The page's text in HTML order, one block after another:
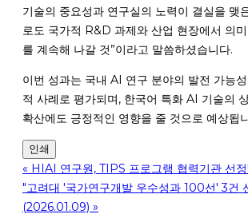
기술의 중요성과 연구실의 노력이 결실을 맺
로도 국가적 R&D 과제와 산업 현장에서 의
를 계속해 나갈 것”이라고 말씀하셨습니다.
이번 성과는 국내 AI 연구 분야의 발전 가능
적 사례로 평가되며, 한국어 특화 AI 기술의
확산에도 긍정적인 영향을 줄 것으로 예상됩
인쇄
« HIAI 연구원, TIPS 프로그램 협력기관 선정!
"고려대 '국가연구개발 우수성과 100선' 3건
(2026.01.09) »